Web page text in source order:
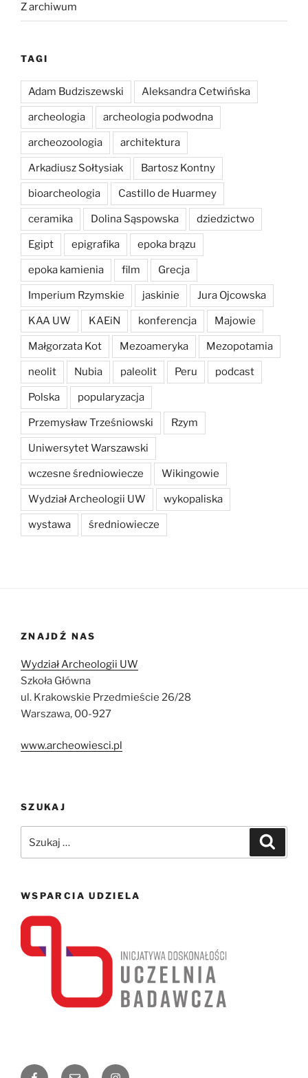
Z archiwum
TAGI
Adam Budziszewski Aleksandra Cetwińska
archeologia archeologia podwodna
archeozoologia architektura
Arkadiusz Sołtysiak Bartosz Kontny
bioarcheologia Castillo de Huarmey
ceramika Dolina Sąspowska dziedzictwo
Egipt epigrafika epoka brązu
epoka kamienia film Grecja
Imperium Rzymskie jaskinie Jura Ojcowska
KAA UW KAEiN konferencja Majowie
Małgorzata Kot Mezoameryka Mezopotamia
neolit Nubia paleolit Peru podcast
Polska popularyzacja
Przemysław Trześniowski Rzym
Uniwersytet Warszawski
wczesne średniowiecze Wikingowie
Wydział Archeologii UW wykopaliska
wystawa średniowiecze
ZNAJDŹ NAS
Wydział Archeologii UW
Szkoła Główna
ul. Krakowskie Przedmieście 26/28
Warszawa, 00-927
www.archeowiesci.pl
SZUKAJ
WSPARCIA UDZIELA
FacebookEmail Instagram